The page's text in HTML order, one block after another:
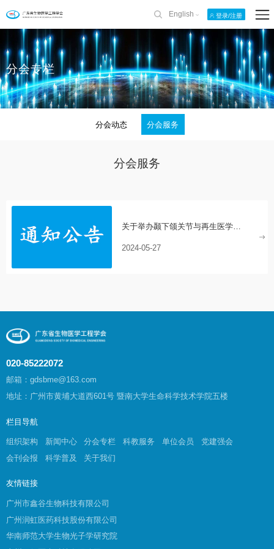
English 登录/注册
分会专栏
分会动态 分会服务
分会服务
2024-05-27
020-85222072
邮箱：gdsbme@163.com
地址：广州市黄埔大道西601号 暨南大学生命科学技术学院五楼
栏目导航
组织架构 新闻中心 分会专栏 科教服务 单位会员
党建强会
会刊会报
科学普及 关于我们
友情链接
广州市鑫谷生物科技有限公司
广州润虹医药科技股份有限公司
华南师范大学生物光子学研究院